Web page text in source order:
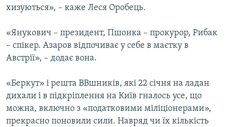
хизуються», – каже Леся Оробець.
«Янукович – президент, Пшонка – прокурор, Рибак
– спікер. Азаров відпочиває у себе в маєтку в
Австрії», – додає вона.
«Беркут» і решта ВВшників, які 22 січня на ладан
дихали і в підкріплення на Київ гналось усе, що
можна, включно з «податковими міліціонерами»,
прекрасно поновили сили. Навряд чи їх кількість